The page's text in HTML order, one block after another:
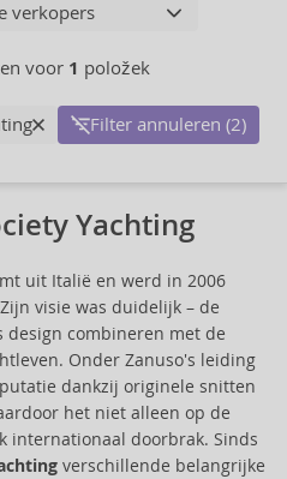
voor 1 položek
Filter annuleren (2)
Yachting
uit Italië en werd in 2006
visie was duidelijk – de
design combineren met de
Onder Zanuso's leiding
dankzij originele snitten
het niet alleen op de
internationaal doorbrak. Sinds
verschillende belangrijke